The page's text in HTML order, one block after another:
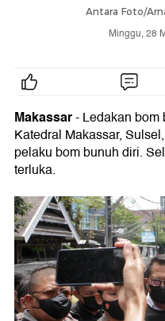
Antara Foto/
Minggu, 28
Makassar- Ledakan
Katedral Makassar,
pelaku bom bunuh diri.
terluka.